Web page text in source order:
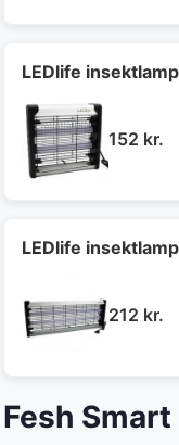
LEDlife
152 kr.
LEDlife
212 kr.
Fesh